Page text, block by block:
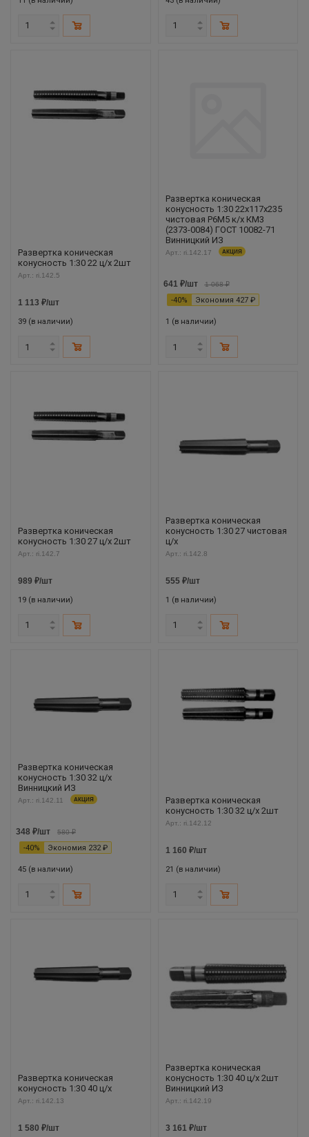
Развертка коническая
конусность 1:30 22 ц/х 2шт
Арт.: ri.142.5
1 113 ₽/шт
39 (в наличии)
Развертка коническая
конусность 1:30 22х117х235
чистовая Р6М5 к/х КМ3
(2373-0084) ГОСТ 10082-71
Винницкий ИЗ
Арт.: ri.142.17 АКЦИЯ
641₽/шт 1 068₽
-40% Экономия 427₽
1 (в наличии)
Развертка коническая
конусность 1:30 27 ц/х 2шт
Арт.: ri.142.7
989 ₽/шт
19 (в наличии)
Развертка коническая
конусность 1:30 27 чистовая
ц/х
Арт.: ri.142.8
555₽/шт
1 (в наличии)
Развертка коническая
конусность 1:30 32 ц/х
Винницкий ИЗ
Арт.: ri.142.11 АКЦИЯ
348 ₽/шт 580₽
-40% Экономия 232₽
45 (в наличии)
Развертка коническая
конусность 1:30 32 ц/х 2шт
Арт.: ri.142.12
1 160 ₽/шт
21 (в наличии)
Развертка коническая
конусность 1:30 40 ц/х
Арт.: ri.142.13
1 580 ₽/шт
Развертка коническая
конусность 1:30 40 ц/х 2шт
Винницкий ИЗ
Арт.: ri.142.19
3 161₽/шт